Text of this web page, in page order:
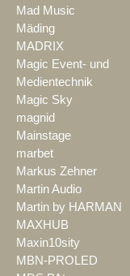
Mad Music
Mäding
MADRIX
Magic Event- und
Medientechnik
Magic Sky
magnid
Mainstage
marbet
Markus Zehner
Martin Audio
Martin by HARMAN
MAXHUB
Maxin10sity
MBN-PROLED